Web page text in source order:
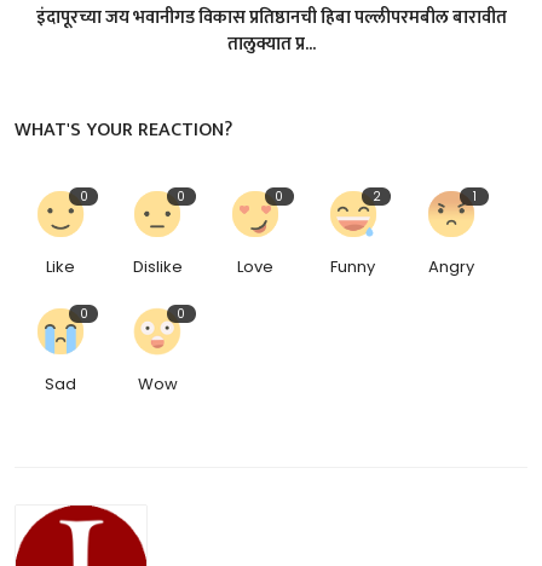
इंदापूरच्या जय भवानीगड विकास प्रतिष्ठानची हिबा पल्लीपरमबील बारावीत
तालुक्यात प्र...
WHAT'S YOUR REACTION?
0
Like
0
Dislike
0
Love
2
Funny
1
Angry
0
Sad
0
Wow